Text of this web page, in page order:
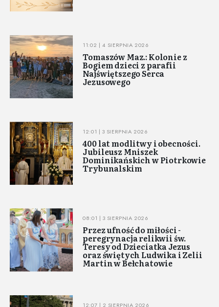
11:02 | 4 SIERPNIA 2026
Tomaszów Maz.: Kolonie z
Bogiem dzieci z parafii
Najświętszego Serca
Jezusowego
12:01 | 3 SIERPNIA 2026
400 lat modlitwy i obecności.
Jubileusz Mniszek
Dominikańskich w Piotrkowie
Trybunalskim
08:01 | 3 SIERPNIA 2026
Przez ufność do miłości -
peregrynacja relikwii św.
Teresy od Dzieciatka Jezus
oraz świętych Ludwika i Zelii
Martin w Bełchatowie
12:07 | 2 SIERPNIA 2026